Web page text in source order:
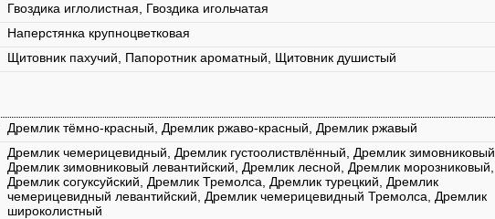
Гвоздика иглолистная, Гвоздика игольчатая
Наперстянка крупноцветковая
Щитовник пахучий, Папоротник ароматный, Щитовник душистый
Дремлик тёмно-красный, Дремлик ржаво-красный, Дремлик ржавый
Дремлик чемерицевидный, Дремлик густоолиствлённый, Дремлик зимовниковый,
Дремлик зимовниковый левантийский, Дремлик лесной, Дремлик морозниковый,
Дремлик согуксуйский, Дремлик Тремолса, Дремлик турецкий, Дремлик
чемерицевидный левантийский, Дремлик чемерицевидный Тремолса, Дремлик
широколистный